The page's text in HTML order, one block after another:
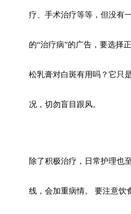
疗、手术治疗等等，但没有
的“治疗病”的广告，要选择
松乳膏对白斑有用吗？它只
况，切勿盲目跟风。
除了积极治疗，日常护理也
线，会加重病情。 要注意饮